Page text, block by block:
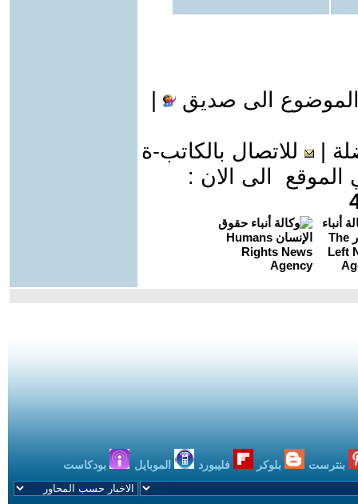
الى صديق
للاتصال بالكاتب-ة
الى الان :
بنترست بلوكر فليبورد الموبايل بودكاست